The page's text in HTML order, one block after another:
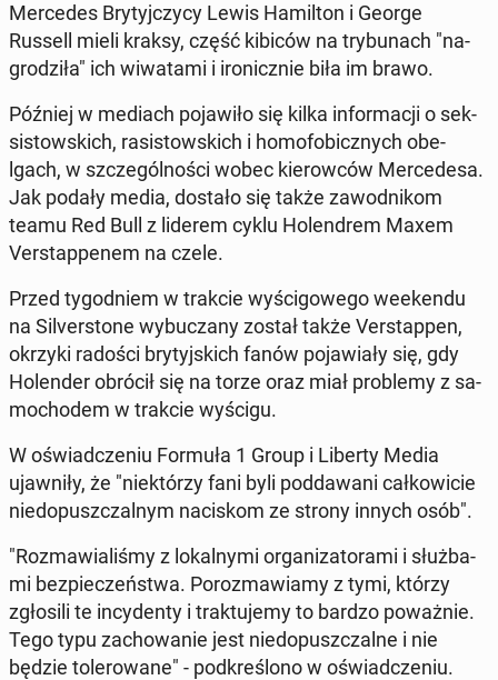
Mer­ce­des Bry­tyj­czy­cy Lewis Ha­mil­ton i George
Russell mieli kraksy, część kibiców na try­bu­nach "na­
gro­dzi­ła" ich wi­wa­ta­mi i iro­nicz­nie biła im brawo.
Później w mediach po­ja­wi­ło się kilka in­for­ma­cji o sek­
si­stow­skich, ra­si­stow­skich i ho­mo­fo­bicz­nych obe­
lgach, w szcze­gól­no­ści wobec kie­row­ców Mer­ce­de­sa.
Jak podały media, dostało się także za­wod­ni­kom
teamu Red Bull z liderem cyklu Ho­len­drem Maxem
Ver­stap­pe­nem na czele.
Przed ty­go­dniem w trakcie wy­ści­go­we­go week­en­du
na Si­lver­sto­ne wy­bu­cza­ny został także Ver­stap­pen,
okrzyki radości bry­tyj­skich fanów po­ja­wia­ły się, gdy
Ho­len­der obrócił się na torze oraz miał pro­ble­my z sa­
mo­cho­dem w trakcie wyścigu.
W oświad­cze­niu Formuła 1 Group i Liberty Media
ujaw­ni­ły, że "nie­któ­rzy fani byli pod­da­wa­ni cał­ko­wi­cie
nie­do­pusz­czal­nym na­ci­skom ze strony innych osób".
"Roz­ma­wia­li­śmy z lo­kal­ny­mi or­ga­ni­za­to­ra­mi i służ­ba­
mi bez­pie­czeń­stwa. Po­roz­ma­wia­my z tymi, którzy
zgło­si­li te in­cy­den­ty i trak­tu­je­my to bardzo po­waż­nie.
Tego typu za­cho­wa­nie jest nie­do­pusz­czal­ne i nie
będzie to­le­ro­wa­ne" - pod­kre­ślo­no w oświad­cze­niu.